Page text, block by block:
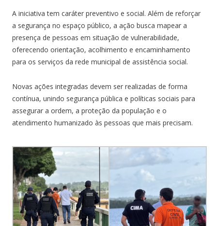
A iniciativa tem caráter preventivo e social. Além de reforçar
a segurança no espaço público, a ação busca mapear a
presença de pessoas em situação de vulnerabilidade,
oferecendo orientação, acolhimento e encaminhamento
para os serviços da rede municipal de assistência social.
Novas ações integradas devem ser realizadas de forma
contínua, unindo segurança pública e políticas sociais para
assegurar a ordem, a proteção da população e o
atendimento humanizado às pessoas que mais precisam.